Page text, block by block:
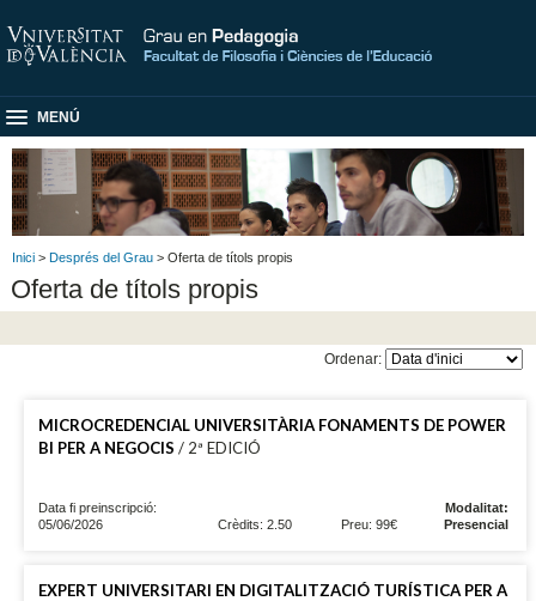
MENÚ
Inici > Després del Grau > Oferta de títols propis
Oferta de títols propis
Ordenar:
MICROCREDENCIAL UNIVERSITÀRIA FONAMENTS DE POWER
BI PER A NEGOCIS / 2ª EDICIÓ
Data fi preinscripció:
05/06/2026
Crèdits: 2.50 Preu: 99€
Modalitat:
Presencial
EXPERT UNIVERSITARI EN DIGITALITZACIÓ TURÍSTICA PER A